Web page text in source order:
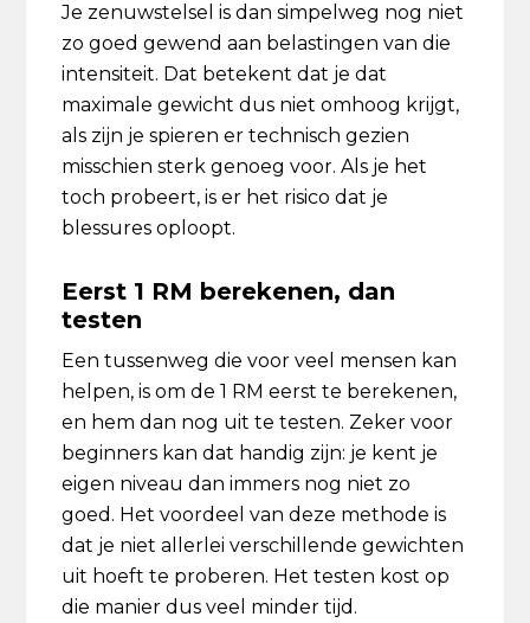
Je zenuwstelsel is dan simpelweg nog niet
zo goed gewend aan belastingen van die
intensiteit. Dat betekent dat je dat
maximale gewicht dus niet omhoog krijgt,
als zijn je spieren er technisch gezien
misschien sterk genoeg voor. Als je het
toch probeert, is er het risico dat je
blessures oploopt.
Eerst 1 RM berekenen, dan
testen
Een tussenweg die voor veel mensen kan
helpen, is om de 1 RM eerst te berekenen,
en hem dan nog uit te testen. Zeker voor
beginners kan dat handig zijn: je kent je
eigen niveau dan immers nog niet zo
goed. Het voordeel van deze methode is
dat je niet allerlei verschillende gewichten
uit hoeft te proberen. Het testen kost op
die manier dus veel minder tijd.